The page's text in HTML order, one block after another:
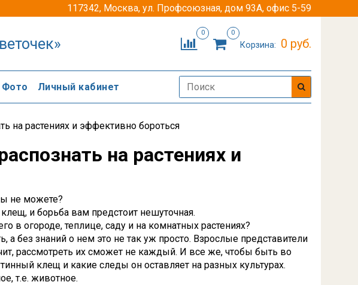
117342, Москва, ул. Профсоюзная, дом 93А, офис 5-59
0 0
Корзина: 0 руб.
Фото Личный кабинет
на растениях и эффективно бороться
на растениях и
не можете?
и борьба вам предстоит нешуточная.
в огороде, теплице, саду и на комнатных растениях?
а без знаний о нем это не так уж просто. Взрослые представители
рассмотреть их сможет не каждый. И все же, чтобы быть во
клещ и какие следы он оставляет на разных культурах.
т.е. животное.